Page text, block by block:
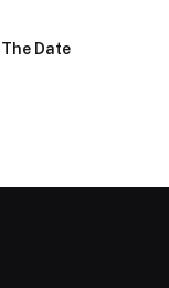
The Date